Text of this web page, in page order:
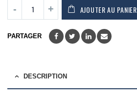
AJOUTER AU PANIER
PARTAGER
DESCRIPTION